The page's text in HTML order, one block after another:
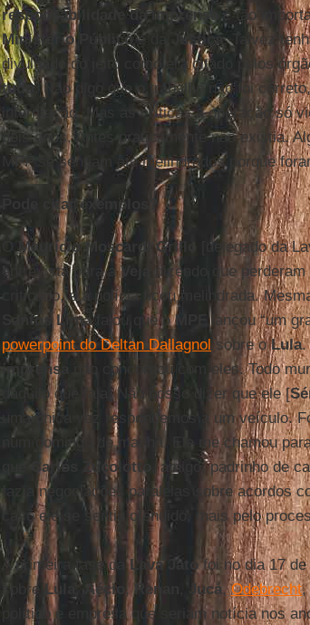
responsabilidade da imprensa é tão
Ministério Públicoe da Justiça. Talvez
divulgado do jeito como era citado pelos
tudo. Não digo que o trabalho não foi
informação. Mas as críticas à operação só
dois anos. Antes praticamente não existia.
MPF se sentiam até melindrados porque
Pode citar exemplos?
OMaurício Moscardi Grillo
[delegado da
entrevista para aVeja dizendo que
criticado, e a polícia ficou melindrada.
Santos Limafalou que oMPF lançou “um
powerpoint do Deltan Dallagnol sobre oLula.
imprensa
não concordou com eles. Todo
daquilo que fala. Não posso dizer que ele [
uma única vez respondemos a um veículo.
num domingo de manhã. Ele me chamou
Carlos Zucolotto , amigo, padrinho de
fazia negociações paralelas sobre acordos
caso ele se sentiu ofendido, mais pelo
A primeira fase daLava Jatofoi no dia 17 de
sobre Lula , Aécio ,Renan Jucá,Odebrecht,
político e empresa que seriam notícia nos